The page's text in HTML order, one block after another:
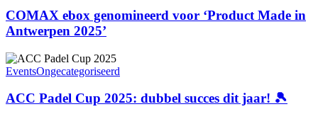
op
2026
voor
‘Product
Made
in
Antwerpen
2025’
COMAX ebox genomineerd voor ‘Product Made in
Antwerpen 2025’
ACC
Padel
2025:
EventsOngecategoriseerd
ACC Padel Cup 2025: dubbel succes dit jaar! 🎾